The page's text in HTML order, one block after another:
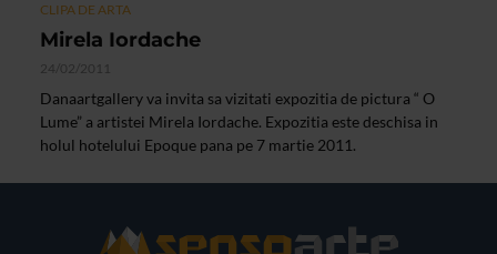
CLIPA DE ARTA
Mirela Iordache
24/02/2011
Danaartgallery va invita sa vizitati expozitia de pictura “ O
Lume” a artistei Mirela Iordache. Expozitia este deschisa in
holul hotelului Epoque pana pe 7 martie 2011.